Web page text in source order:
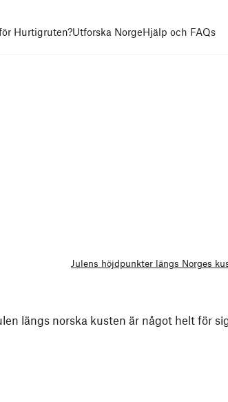
Hurtigruten?Utforska NorgeHjälp och FAQs
Julens höjdpunkter längs Norges
längs norska kusten är något helt för